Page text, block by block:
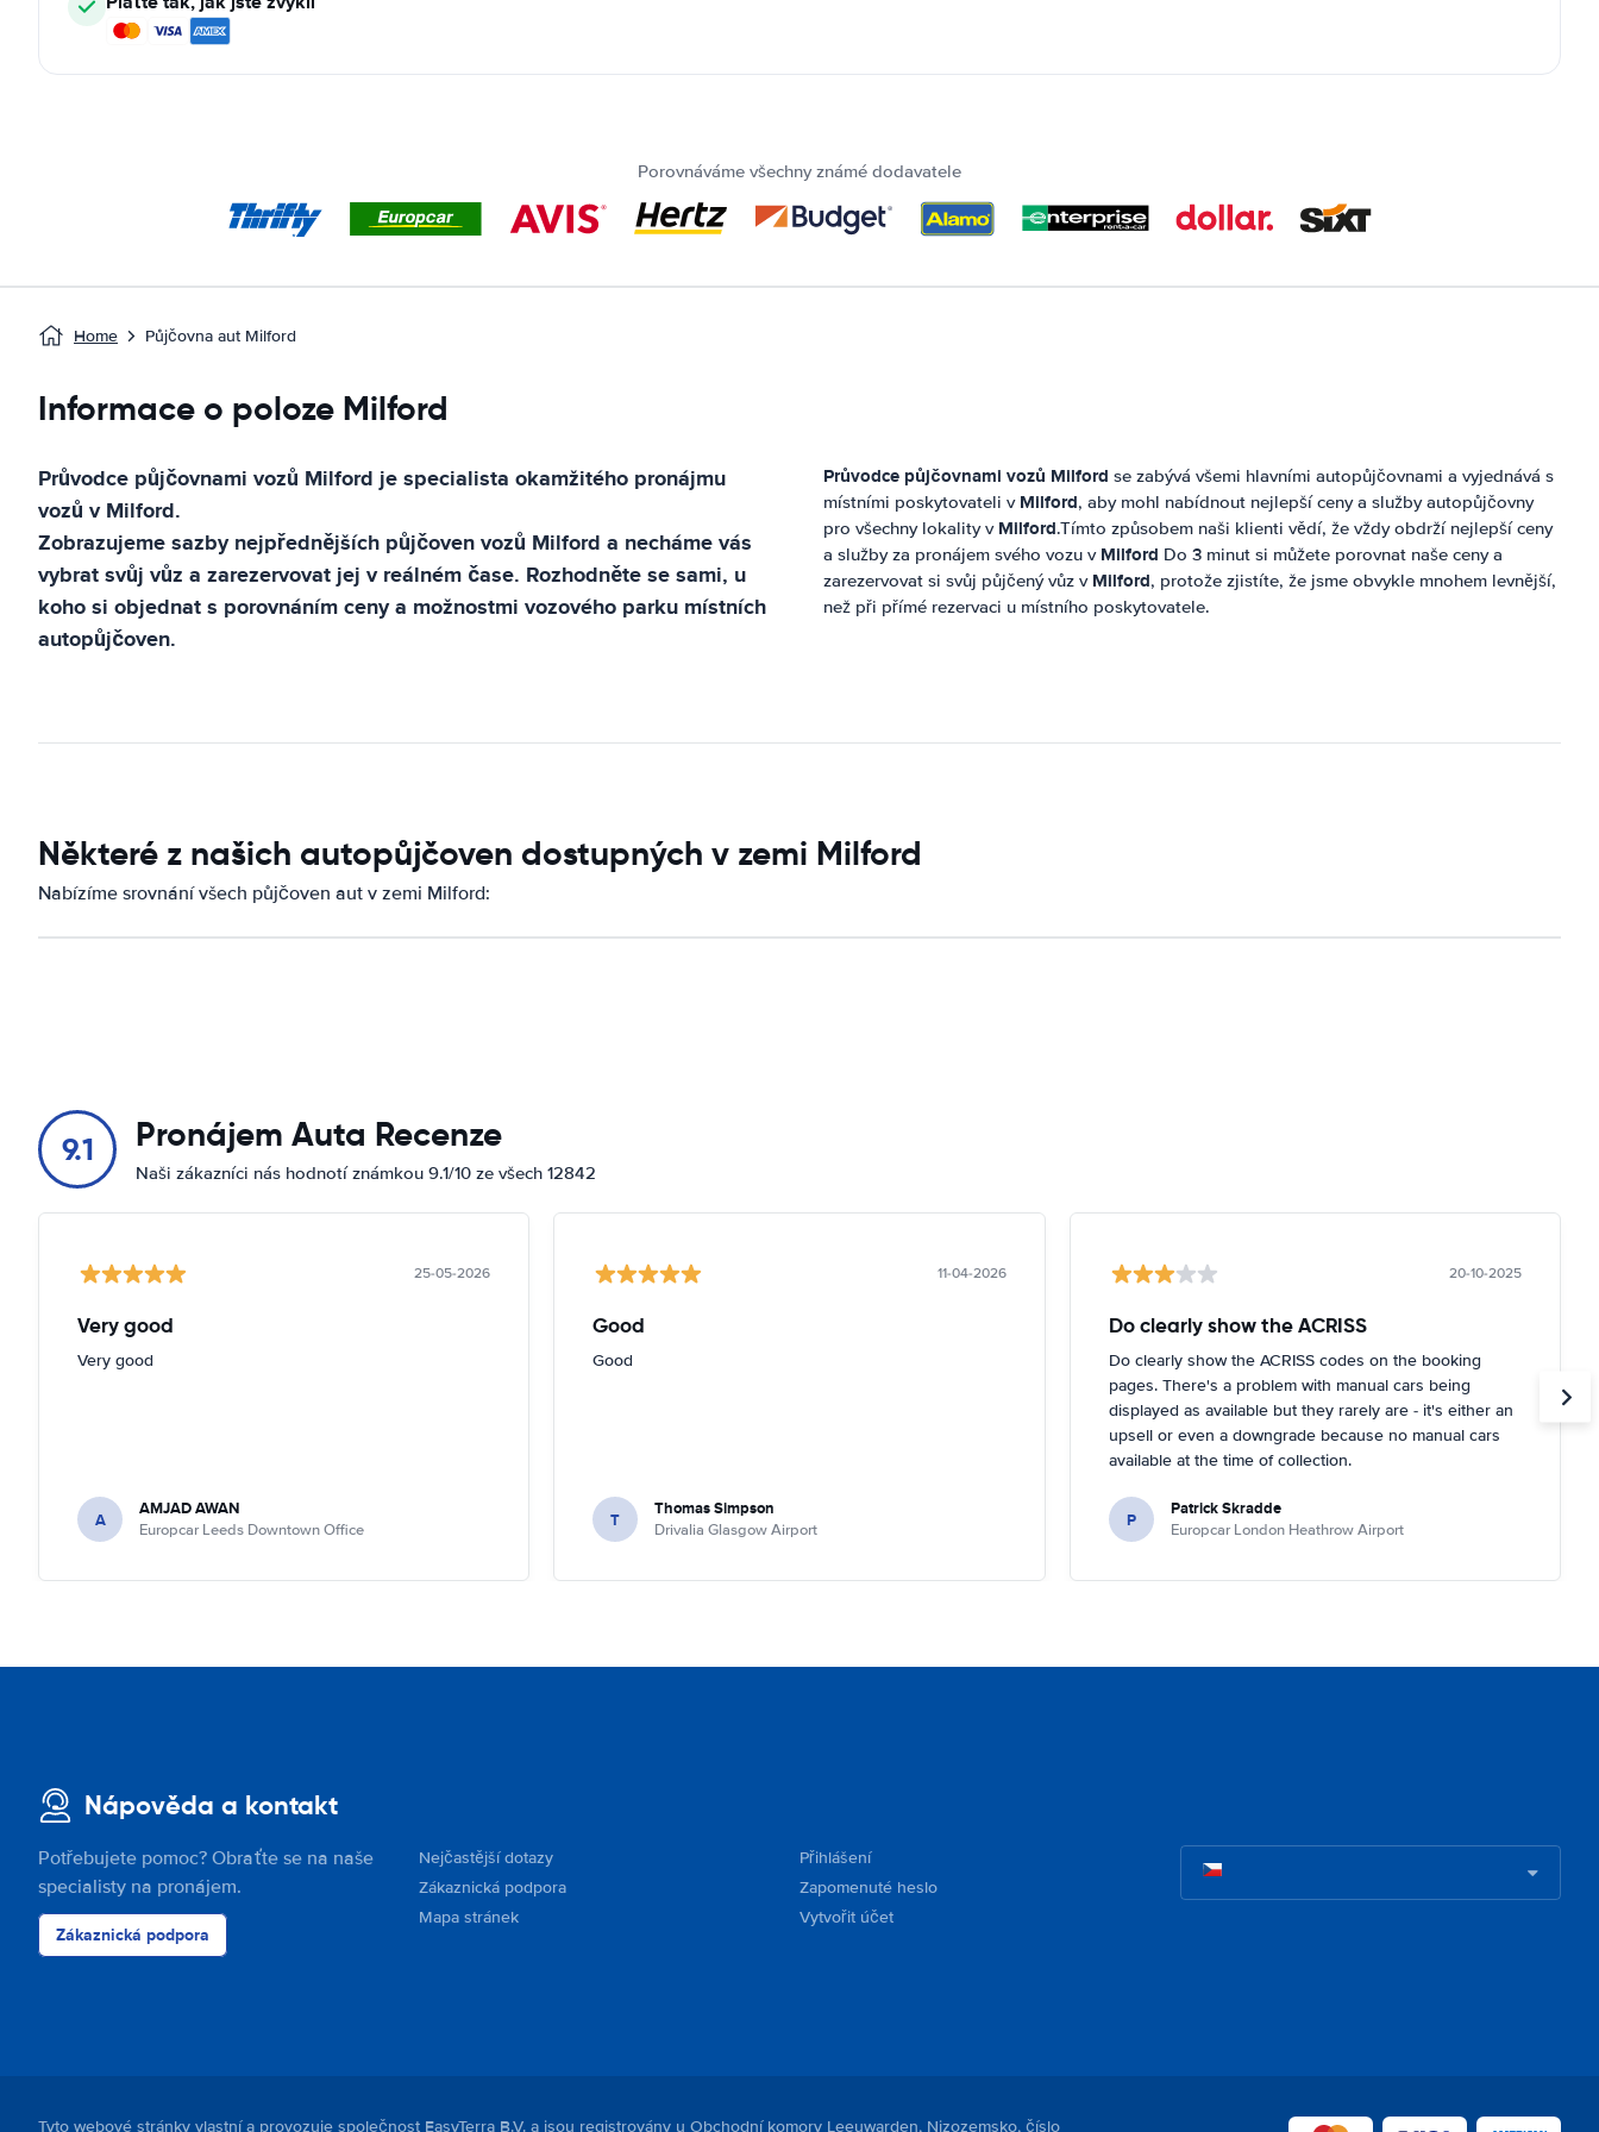
Porovnáváme všechny známé dodavatele
Home Půjčovna aut Milford
Informace o poloze Milford
Průvodce půjčovnami vozů Milford je specialista okamžitého pronájmu
vozů vMilford.
Zobrazujeme sazby nejpřednějších půjčoven vozů Milford a necháme vás
vybrat svůj vůz a zarezervovat jej v reálném čase. Rozhodněte se sami, u
koho si objednat s porovnáním ceny a možnostmi vozového parku místních
autopůjčoven.
Průvodce půjčovnami vozů Milford se zabývá všemi hlavními autopůjčovnami a vyjednává s
místními poskytovateli v Milford, aby mohl nabídnout nejlepší ceny a služby autopůjčovny
pro všechny lokality v Milford.Tímto způsobem naši klienti vědí, že vždy obdrží nejlepší ceny
a služby za pronájem svého vozu v Milford Do 3 minut si můžete porovnat naše ceny a
zarezervovat si svůj půjčený vůz v Milford, protože zjistíte, že jsme obvykle mnohem levnější,
než při přímé rezervaci u místního poskytovatele.
Některé z našich autopůjčoven dostupných v zemi Milford
Nabízíme srovnání všech půjčoven aut v zemi Milford:
9.1 Pronájem Auta Recenze
Naši zákazníci nás hodnotí známkou 9.1/10 ze všech 12842
25-05-2026
Very good
Very good
A AMJAD AWAN
Europcar Leeds Downtown Office
11-04-2026
Good
Good
T Thomas Simpson
Drivalia Glasgow Airport
20-10-2025
Do clearly show the ACRISS
Do clearly show the ACRISS codes on the booking
pages. There's a problem with manual cars being
displayed as available but they rarely are - it's either an
upsell or even a downgrade because no manual cars
available at the time of collection.
P Patrick Skradde
Europcar London Heathrow Airport
Nápověda a kontakt
Potřebujete pomoc? Obraťte se na naše
specialisty na pronájem.
Zákaznická podpora
Nejčastější dotazy
Zákaznická podpora
Mapa stránek
Přihlášení
Zapomenuté heslo
Vytvořit účet
Tyto webové stránky vlastní a provozuje společnost EasyTerra B.V. a jsou registrovány u Obchodní komory Leeuwarden, Nizozemsko, číslo